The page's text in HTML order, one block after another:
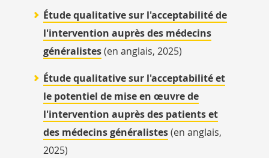
Étude qualitative sur l'acceptabilité de
l'intervention auprès des médecins
généralistes(en anglais, 2025)
Étude qualitative sur l'acceptabilité et
le potentiel de mise en œuvre de
l'intervention auprès des patients et
des médecins généralistes(en anglais,
2025)